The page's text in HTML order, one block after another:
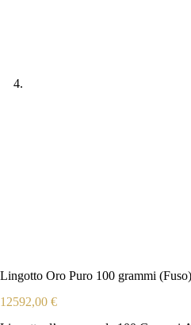
Lingotto Oro Puro 100 grammi (Fuso)
12592,00 €